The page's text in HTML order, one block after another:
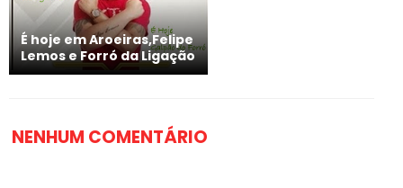
É hoje em Aroeiras,Felipe
Lemos e Forró da Ligação
NENHUM COMENTÁRIO